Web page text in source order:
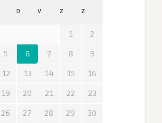
D V Z Z
1
2
5 6 7 8
9
12 13 14 15
16
19 20 21 22
23
26 27 28 29
30